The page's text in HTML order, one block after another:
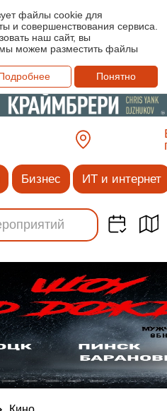
файлы cookie для
и совершенствования сервиса.
наш сайт, вы
мы можем разместить файлы
Понятно
Бизнес ИТ и интернет